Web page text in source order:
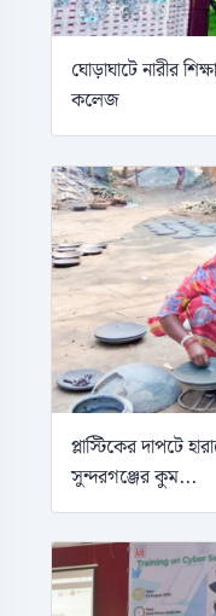
ঘোড়াঘাটে নারীর
কলেজ
প্লাস্টিকের দাপটে
সুন্দরগঞ্জের কুম...